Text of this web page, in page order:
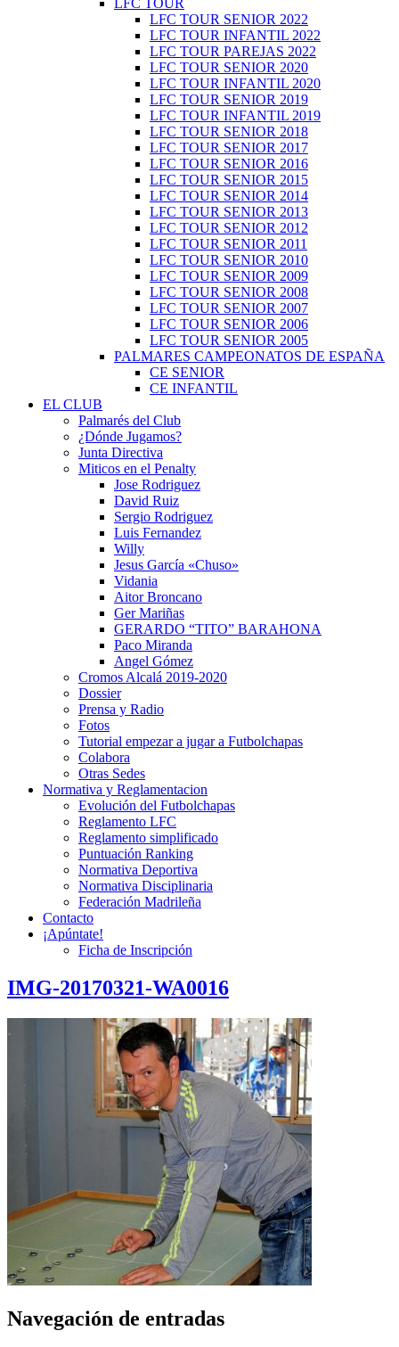
LFC TOUR
LFC TOUR SENIOR 2022
LFC TOUR INFANTIL 2022
LFC TOUR PAREJAS 2022
LFC TOUR SENIOR 2020
LFC TOUR INFANTIL 2020
LFC TOUR SENIOR 2019
LFC TOUR INFANTIL 2019
LFC TOUR SENIOR 2018
LFC TOUR SENIOR 2017
LFC TOUR SENIOR 2016
LFC TOUR SENIOR 2015
LFC TOUR SENIOR 2014
LFC TOUR SENIOR 2013
LFC TOUR SENIOR 2012
LFC TOUR SENIOR 2011
LFC TOUR SENIOR 2010
LFC TOUR SENIOR 2009
LFC TOUR SENIOR 2008
LFC TOUR SENIOR 2007
LFC TOUR SENIOR 2006
LFC TOUR SENIOR 2005
PALMARES CAMPEONATOS DE ESPAÑA
CE SENIOR
CE INFANTIL
EL CLUB
Palmarés del Club
¿Dónde Jugamos?
Junta Directiva
Miticos en el Penalty
Jose Rodriguez
David Ruiz
Sergio Rodriguez
Luis Fernandez
Willy
Jesus García «Chuso»
Vidania
Aitor Broncano
Ger Mariñas
GERARDO “TITO” BARAHONA
Paco Miranda
Angel Gómez
Cromos Alcalá 2019-2020
Dossier
Prensa y Radio
Fotos
Tutorial empezar a jugar a Futbolchapas
Colabora
Otras Sedes
Normativa y Reglamentacion
Evolución del Futbolchapas
Reglamento LFC
Reglamento simplificado
Puntuación Ranking
Normativa Deportiva
Normativa Disciplinaria
Federación Madrileña
Contacto
¡Apúntate!
Ficha de Inscripción
IMG-20170321-WA0016
Navegación de entradas